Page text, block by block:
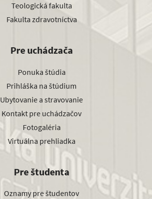
Teologická fakulta
Fakulta zdravotníctva
Pre uchádzača
Ponuka štúdia
Prihláška na štúdium
Ubytovanie a stravovanie
Kontakt pre uchádzačov
Fotogaléria
Virtuálna prehliadka
Pre študenta
Oznamy pre študentov